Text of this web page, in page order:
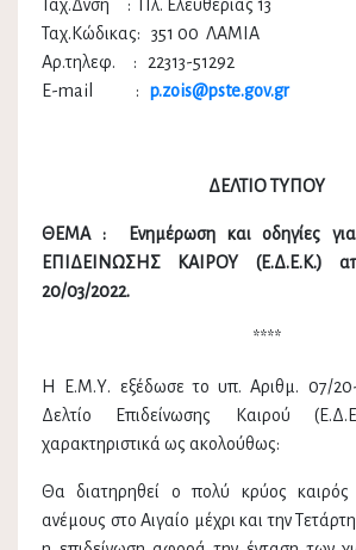
Ταχ.Δνση : Πλ. Ελευθερίας 13
Ταχ.Κώδικας: 351 00 ΛΑΜΙΑ
Αρ.τηλεφ. : 22313-51292
E-mail : p.zois@pste.gov.gr
ΔΕΛΤΙΟ ΤΥΠΟΥ
ΘΕΜΑ :
Ενημέρωση και οδηγίες
ΕΠΙΔΕΙΝΩΣΗΣ ΚΑΙΡΟΥ (Ε.Δ.Ε.Κ.)
20/03/2022.
****
Η Ε.Μ.Υ. εξέδωσε το υπ. Αριθμ. 07/
Δελτίο Επιδείνωσης Καιρού
χαρακτηριστικά ως ακολούθως:
Θα διατηρηθεί ο πολύ κρύος καιρός
ανέμους στο Αιγαίο μέχρι και την